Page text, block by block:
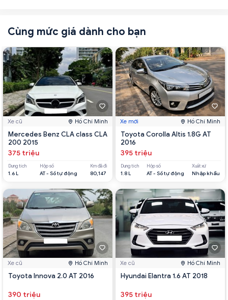
Cùng mức giá dành cho bạn
Xe cũ Hồ Chí Minh
Mercedes Benz CLA class CLA
200 2015
375 triệu
Dung tích
1.6 L
Hộp số
AT - Số tự động
Km đã đi
80,147
Xe cũ Hồ Chí Minh
Toyota Innova 2.0 AT 2016
390 triệu
Xe mới Hồ Chí Minh
Toyota Corolla Altis 1.8G AT
2016
395 triệu
Dung tích
1.8 L
Hộp số
AT - Số tự động
Xuất xứ
Nhập khẩu
Xe cũ Hồ Chí Minh
Hyundai Elantra 1.6 AT 2018
395 triệu